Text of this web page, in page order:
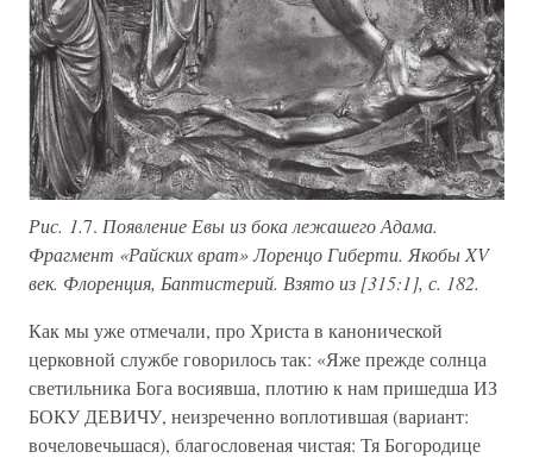
Рис. 1.7. Появление Евы из бока лежашего Адама.
Фрагмент «Райских врат» Лоренцо Гиберти. Якобы XV
век. Флоренция, Баптистерий. Взято из [315:1], с. 182.
Как мы уже отмечали, про Христа в канонической
церковной службе говорилось так: «Яже прежде солнца
светильника Бога восиявша, плотию к нам пришедша ИЗ
БОКУ ДЕВИЧУ, неизреченно воплотившая (вариант:
вочеловечьшася), благословеная чистая: Тя Богородице